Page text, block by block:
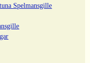
Spelmansgille